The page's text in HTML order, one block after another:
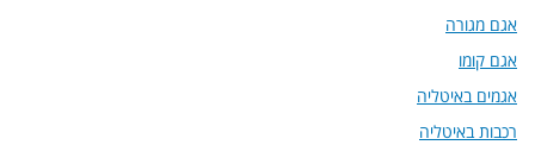
אגם מגורה
אגם קומו
אגמים באיטליה
רכבות באיטליה